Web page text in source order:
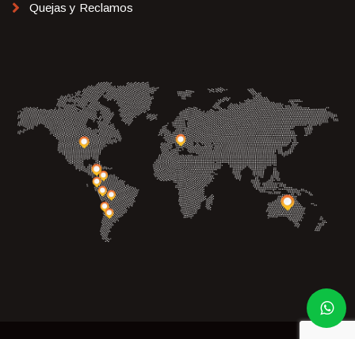
Quejas y Reclamos